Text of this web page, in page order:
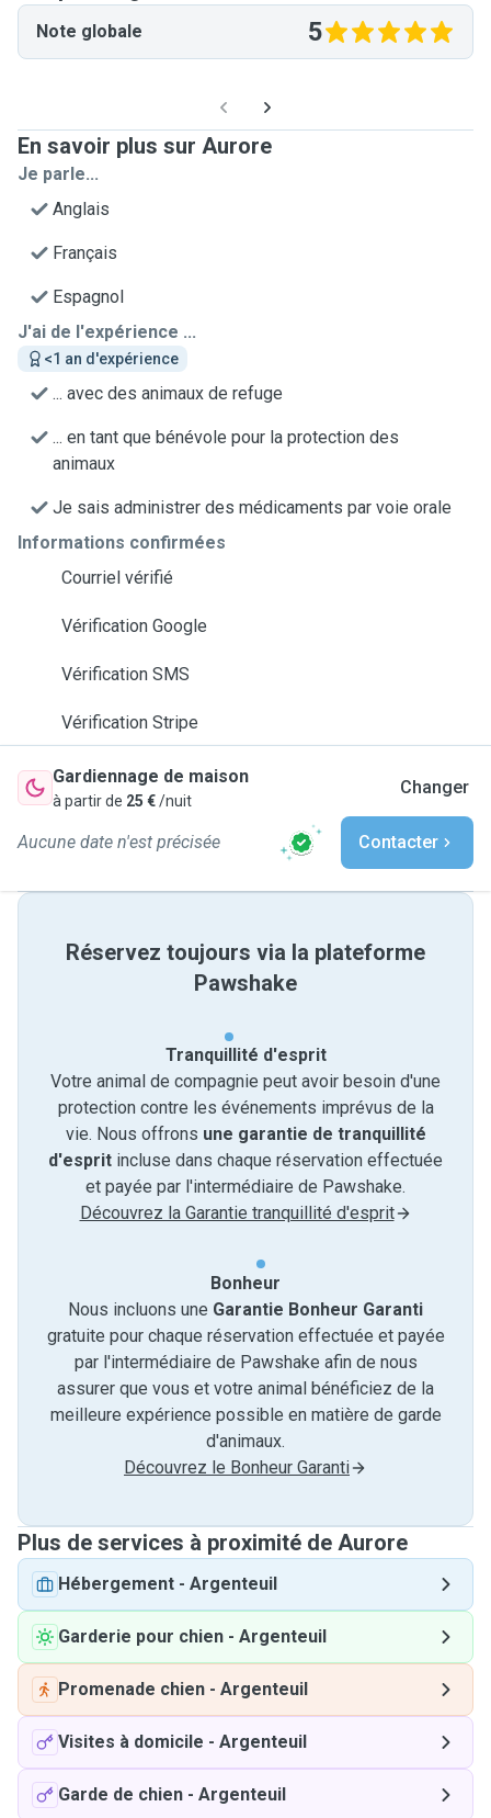
Note globale 5
En savoir plus sur Aurore
Je parle...
Anglais
Français
Espagnol
J'ai de l'expérience ...
<1 an d'expérience
... avec des animaux de refuge
... en tant que bénévole pour la protection des
animaux
Je sais administrer des médicaments par voie orale
Informations confirmées
Courriel vérifié
Vérification Google
Vérification SMS
Vérification Stripe
Gardiennage de maison
à partir de 25 €/nuit
Changer
Aucune date n'est précisée Contacter
Réservez toujours via la plateforme
Pawshake
Tranquillité d'esprit
Votre animal de compagnie peut avoir besoin d'une
protection contre les événements imprévus de la
vie. Nous offrons une garantie de tranquillité
d'esprit incluse dans chaque réservation effectuée
et payée par l'intermédiaire de Pawshake.
Découvrez la Garantie tranquillité d'esprit
Bonheur
Nous incluons une Garantie Bonheur Garanti
gratuite pour chaque réservation effectuée et payée
par l'intermédiaire de Pawshake afin de nous
assurer que vous et votre animal bénéficiez de la
meilleure expérience possible en matière de garde
d'animaux.
Découvrez le Bonheur Garanti
Plus de services à proximité de Aurore
Hébergement - Argenteuil
Garderie pour chien - Argenteuil
Promenade chien - Argenteuil
Visites à domicile - Argenteuil
Garde de chien - Argenteuil